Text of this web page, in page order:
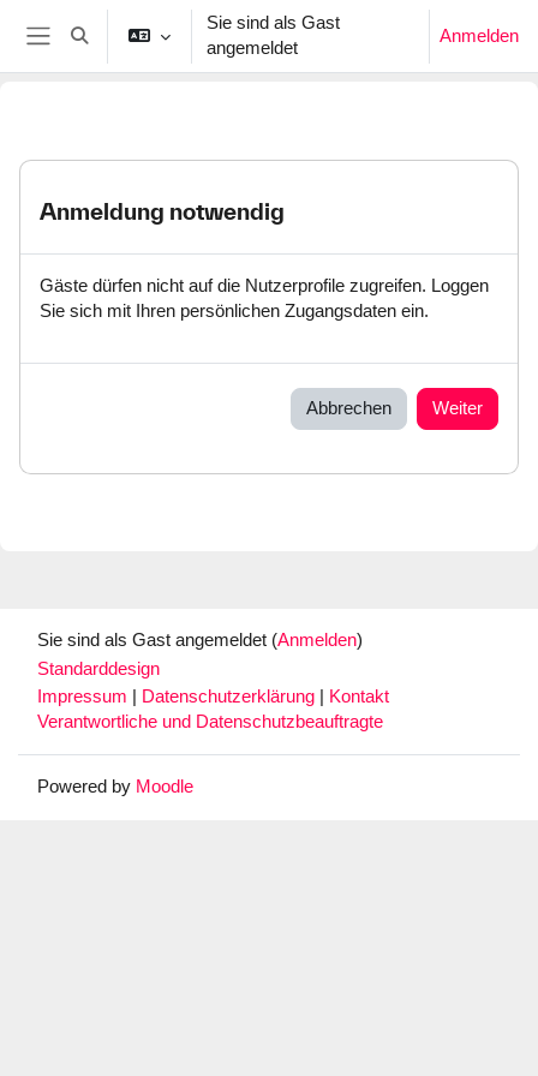
Zum Hauptinhalt
Website-Übersicht
Sucheingabe umschalten
Sie sind als Gast
angemeldet
Anmelden
Anmeldung notwendig
Gäste dürfen nicht auf die Nutzerprofile zugreifen. Loggen
Sie sich mit Ihren persönlichen Zugangsdaten ein.
Abbrechen Weiter
Sie sind als Gast angemeldet (Anmelden)
Standarddesign
Impressum
Datenschutzerklärung
Kontakt
Verantwortliche und Datenschutzbeauftragte
Powered by Moodle